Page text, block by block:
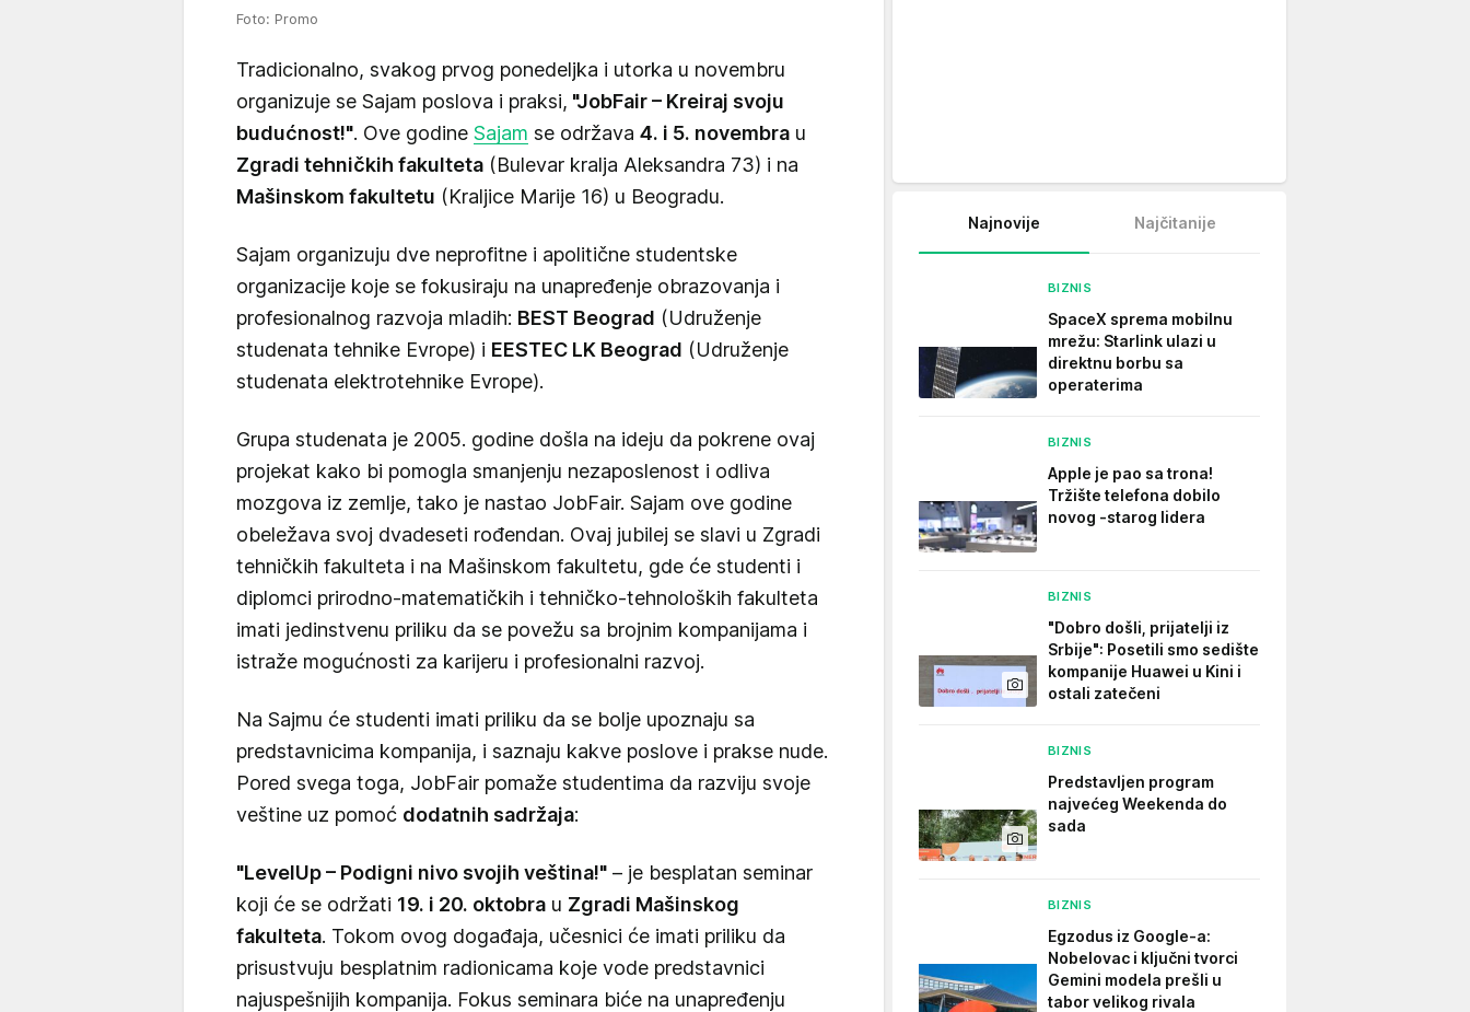
Foto: Promo
Tradicionalno, svakog prvog ponedeljka i utorka u novembru
organizuje se Sajam poslova i praksi, "JobFair – Kreiraj svoju
budućnost!". Ove godine Sajam se održava 4. i 5. novembra u
Zgradi tehničkih fakulteta (Bulevar kralja Aleksandra 73) i na
Mašinskom fakultetu (Kraljice Marije 16) u Beogradu.
Sajam organizuju dve neprofitne i apolitične studentske
organizacije koje se fokusiraju na unapređenje obrazovanja i
profesionalnog razvoja mladih: BEST Beograd (Udruženje
studenata tehnike Evrope) i EESTEC LK Beograd (Udruženje
studenata elektrotehnike Evrope).
Grupa studenata je 2005. godine došla na ideju da pokrene ovaj
projekat kako bi pomogla smanjenju nezaposlenost i odliva
mozgova iz zemlje, tako je nastao JobFair. Sajam ove godine
obeležava svoj dvadeseti rođendan. Ovaj jubilej se slavi u Zgradi
tehničkih fakulteta i na Mašinskom fakultetu, gde će studenti i
diplomci prirodno-matematičkih i tehničko-tehnoloških fakulteta
imati jedinstvenu priliku da se povežu sa brojnim kompanijama i
istraže mogućnosti za karijeru i profesionalni razvoj.
Na Sajmu će studenti imati priliku da se bolje upoznaju sa
predstavnicima kompanija, i saznaju kakve poslove i prakse nude.
Pored svega toga, JobFair pomaže studentima da razviju svoje
veštine uz pomoć dodatnih sadržaja:
"LevelUp – Podigni nivo svojih veština!" – je besplatan seminar
koji će se održati 19. i 20. oktobra u Zgradi Mašinskog
fakulteta. Tokom ovog događaja, učesnici će imati priliku da
prisustvuju besplatnim radionicama koje vode predstavnici
najuspešnijih kompanija. Fokus seminara biće na unapređenju
Najnovije Najčitanije
BIZNIS
SpaceX sprema mobilnu
mrežu: Starlink ulazi u
direktnu borbu sa
operaterima
BIZNIS
Apple je pao sa trona!
Tržište telefona dobilo
novog -starog lidera
BIZNIS
"Dobro došli, prijatelji iz
Srbije": Posetili smo sedište
kompanije Huawei u Kini i
ostali zatečeni
BIZNIS
Predstavljen program
najvećeg Weekenda do
sada
BIZNIS
Egzodus iz Google-a:
Nobelovac i ključni tvorci
Gemini modela prešli u
tabor velikog rivala